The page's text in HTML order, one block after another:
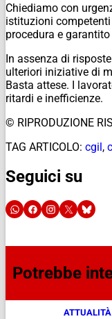
Chiediamo con
istituzioni
procedura e
In assenza di
ulteriori iniziative di
Basta attese. I
ritardi e inefficienze.
© RIPRODUZIONE
TAG ARTICOLO: cgil,
Seguici su
Potrebbe
ATTUALITÀ